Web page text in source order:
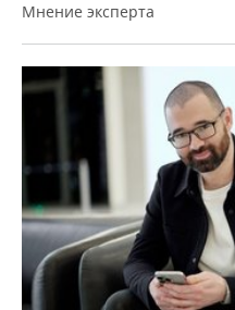
Мнение эксперта